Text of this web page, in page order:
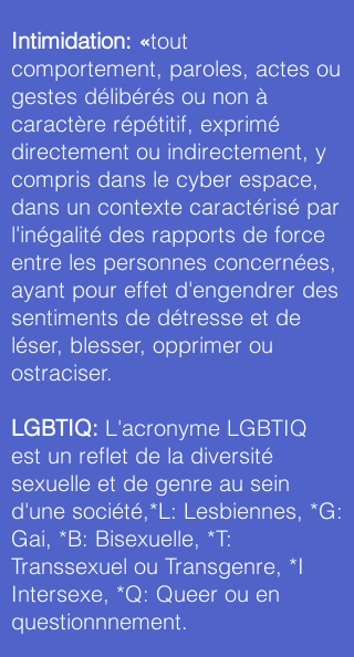
Intimidation: «tout
comportement, paroles, actes ou
gestes délibérés ou non à
caractère répétitif, exprimé
directement ou indirectement, y
compris dans le cyber espace,
dans un contexte caractérisé par
l'inégalité des rapports de force
entre les personnes concernées,
ayant pour effet d'engendrer des
sentiments de détresse et de
léser, blesser, opprimer ou
ostraciser.
LGBTIQ: L'acronyme LGBTIQ
est un reflet de la diversité
sexuelle et de genre au sein
d'une société,*L: Lesbiennes, *G:
Gai, *B: Bisexuelle, *T:
Transsexuel ou Transgenre, *I
Intersexe, *Q: Queer ou en
questionnnement.